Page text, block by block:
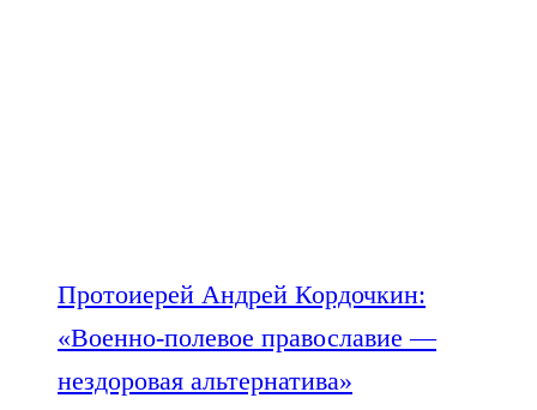
Протоиерей Андрей Кордочкин:
«Военно-полевое православие —
нездоровая альтернатива»